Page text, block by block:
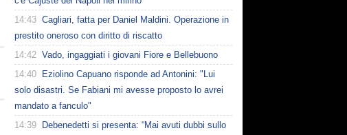
14:43 Cagliari, fatta per Daniel Maldini. Operazione in
prestito oneroso con diritto di riscatto
14:42 Vado, ingaggiati i giovani Fiore e Bellebuono
14:40
Eziolino Capuano risponde ad Antonini: "Lui
solo disastri. Se Fabiani mi avesse proposto lo avrei
mandato a fanculo"
14:39
Debenedetti si presenta: “Mai avuti dubbi sullo